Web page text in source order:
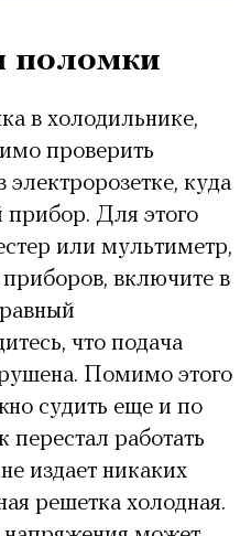
поломки
в холодильнике,
проверить
куда
прибор. Для этого
или мультиметр,
приборов, включите в
что подача
Помимо этого
судить еще и по
перестал работать
издает никаких
решетка холодная.